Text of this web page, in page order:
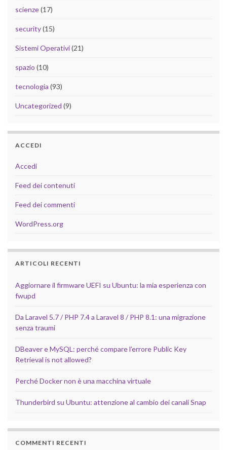
scienze(17)
security(15)
Sistemi Operativi(21)
spazio (10)
tecnologia (93)
Uncategorized (9)
ACCEDI
Accedi
Feed dei contenuti
Feed dei commenti
WordPress.org
ARTICOLI RECENTI
Aggiornare il firmware UEFI su Ubuntu: la mia esperienza con
fwupd
Da Laravel 5.7 / PHP 7.4 a Laravel 8 / PHP 8.1: una migrazione
senza traumi
DBeaver e MySQL: perché compare l’errore Public Key
Retrieval is not allowed?
Perché Docker non è una macchina virtuale
Thunderbird su Ubuntu: attenzione al cambio dei canali Snap
COMMENTI RECENTI